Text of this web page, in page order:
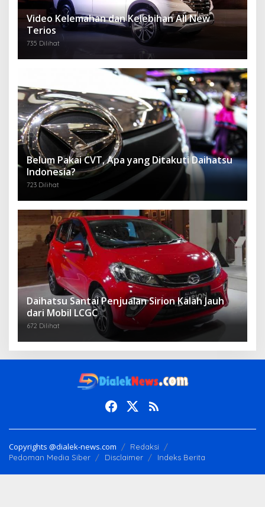
Video Kelemahan dan Kelebihan All New
Terios
735 Dilihat
Belum Pakai CVT, Apa yang Ditakuti Daihatsu
Indonesia?
723 Dilihat
Daihatsu Santai Penjualan Sirion Kalah Jauh
dari Mobil LCGC
672 Dilihat
Copyrights @dialek-news.com
Redaksi
Pedoman Media Siber
Disclaimer Indeks Berita